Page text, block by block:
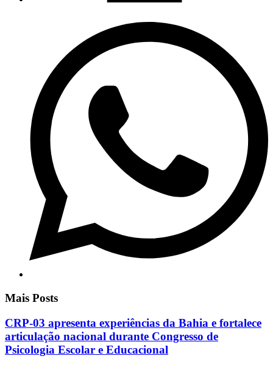
Mais Posts
CRP-03 apresenta experiências da Bahia e fortalece
articulação nacional durante Congresso de
Psicologia Escolar e Educacional